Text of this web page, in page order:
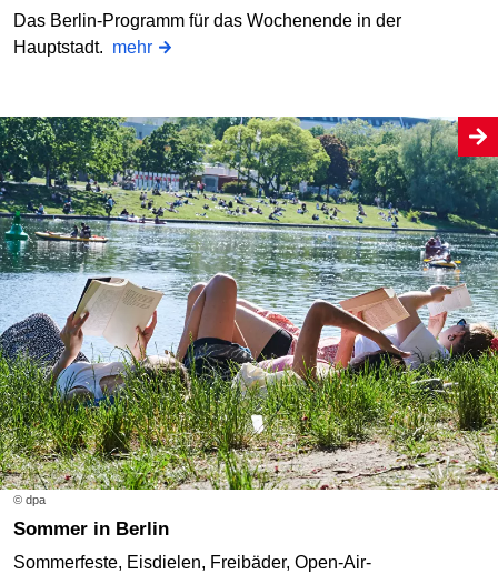
Das Berlin-Programm für das Wochenende in der
Hauptstadt. mehr
© dpa
Sommer in Berlin
Sommerfeste, Eisdielen, Freibäder, Open-Air-